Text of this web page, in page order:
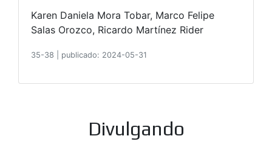
Karen Daniela Mora Tobar, Marco Felipe
Salas Orozco, Ricardo Martínez Rider
35-38 publicado: 2024-05-31
Divulgando